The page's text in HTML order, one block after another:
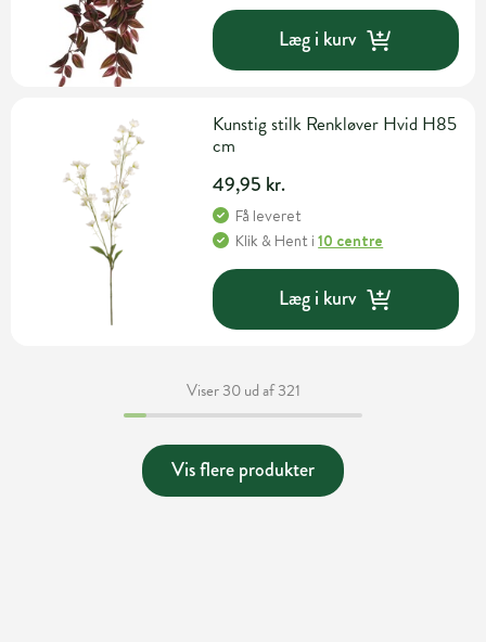
Læg i kurv
Kunstig stilk Renkløver Hvid H85
cm
49,95 kr.
Få leveret
Klik & Hent i10 centre
Læg i kurv
Viser 30 ud af 321
Vis flere produkter